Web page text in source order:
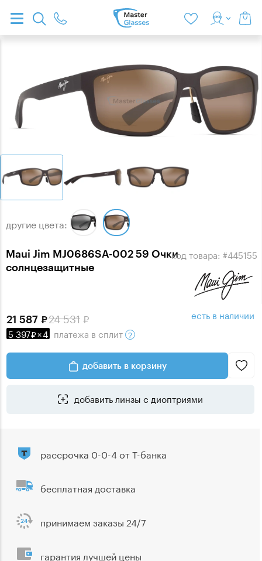
Maui Jim MJ0686SA-002 59 Очки
солнцезащитные
код товара: #445155
другие цвета:
24 531
21 587
5 397 ×4 платежа в сплит
есть в наличии
добавить в корзину
добавить линзы с диоптриями
рассрочка 0-0-4 от Т-банка
бесплатная доставка
принимаем заказы 24/7
гарантия лучшей цены